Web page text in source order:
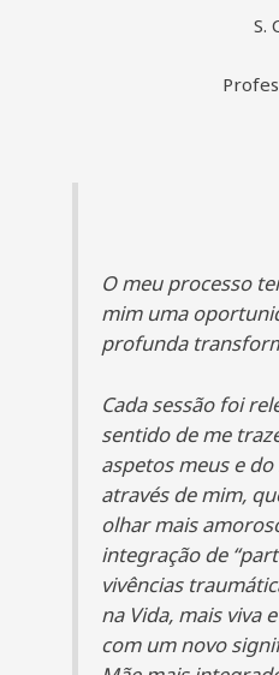
S.
O meu processo
mim uma
profunda
Cada sessão foi
sentido de me
aspetos meus e
através de mim,
olhar mais
integração de
vivências
na Vida, mais viva
com um novo